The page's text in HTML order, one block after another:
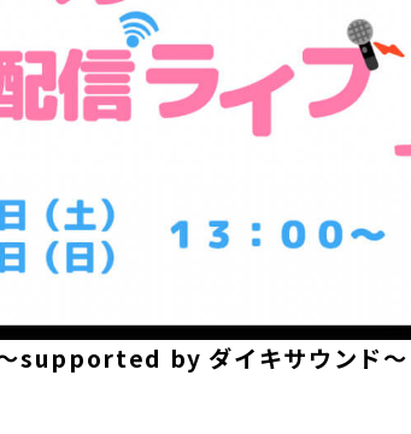
supported by ダイキサウンド～